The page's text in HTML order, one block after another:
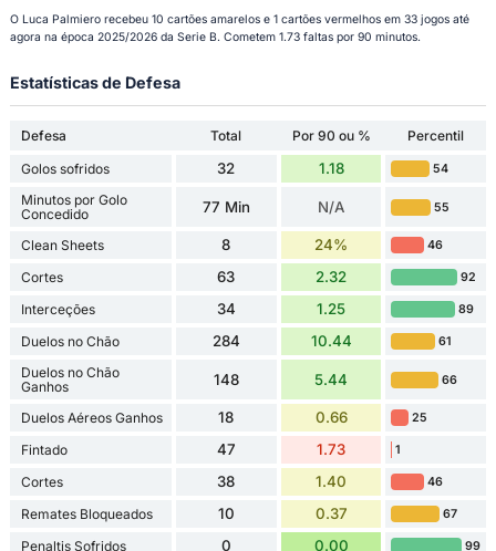
O Luca Palmiero recebeu 10 cartões amarelos e 1 cartões vermelhos em 33 jogos até
agora na época 2025/2026 da Serie B. Cometem 1.73 faltas por 90 minutos.
Estatísticas de Defesa
Defesa Total Por 90 ou %
Percentil
Golos sofridos
32 1.18 54
Minutos por Golo
Concedido
77 Min N/A 55
Clean Sheets 8 24% 46
Cortes 63 2.32 92
Interceções 34 1.25 89
Duelos no Chão 284 10.44 61
Duelos no Chão
Ganhos
148 5.44 66
Duelos Aéreos Ganhos 18 0.66 25
Fintado 47 1.73 1
Cortes 38 1.40 46
Remates Bloqueados 10 0.37 67
Penaltis Sofridos 0 0.00 99